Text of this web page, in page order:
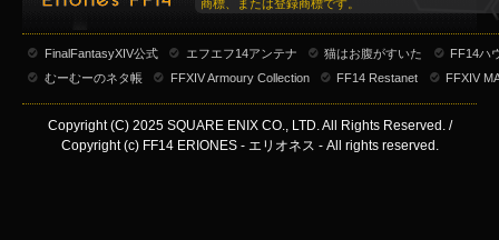
商標、または登録商標です。
FinalFantasyXIV公式 エフエフ14アンテナ 猫はお腹がすいた
FF14ハ
むーむーのネタ帳
FFXIV Armoury Collection FF14 Restanet FFXIV
Copyright (C) 2025 SQUARE ENIX CO., LTD. All Rights Reserved. /
Copyright (c) FF14 ERIONES - エリオネス - All rights reserved.